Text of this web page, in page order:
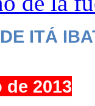
ITÁ
2013